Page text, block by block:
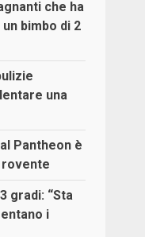
che ha
bimbo di 2
una
Pantheon è
rovente
gradi: “Sta
i